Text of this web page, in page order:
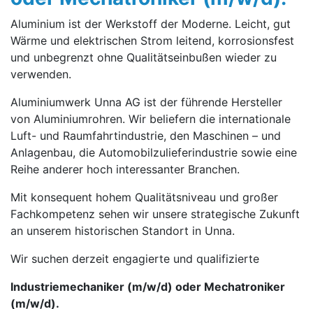
Aluminium ist der Werkstoff der Moderne. Leicht, gut
Wärme und elektrischen Strom leitend, korrosionsfest
und unbegrenzt ohne Qualitätseinbußen wieder zu
verwenden.
Aluminiumwerk Unna AG ist der führende Hersteller
von Aluminiumrohren. Wir beliefern die internationale
Luft- und Raumfahrtindustrie, den Maschinen – und
Anlagenbau, die Automobilzulieferindustrie sowie eine
Reihe anderer hoch interessanter Branchen.
Mit konsequent hohem Qualitätsniveau und großer
Fachkompetenz sehen wir unsere strategische Zukunft
an unserem historischen Standort in Unna.
Wir suchen derzeit engagierte und qualifizierte
Industriemechaniker (m/w/d) oder Mechatroniker
(m/w/d).